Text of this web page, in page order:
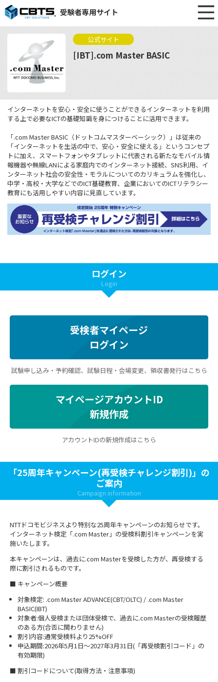
受験者専用サイト
公式サイト
[IBT].com Master BASIC
インターネットを安心・安全に使うことができるインターネットを利用
する上で必要なICTの基礎知識を身につけることに活用できます。
「.com Master BASIC（ドットコムマスターベーシック）」は従来の
「インターネットを生活の中で、安心・安全に使える」というコンセプ
トに加え、スマートフォンやタブレットに代表される新たなモバイル情
報機器や無線LANによる家庭内でのインターネット接続、SNS利用、イ
ンターネット社会の安全性・モラルについてのカリキュラムを強化し、
中学・高校・大学などでのICT基礎教育、企業においてのICTリテラシー
教育にも活用しやすい内容に見直しています。
ログイン
Login
受検者マイページ
ログイン
試験申し込み・予約確認、試験日程・会場変更、領収書発行はこちら
マイページアカウントID
新規作成
アカウントIDの新規作成はこちら
「25周年キャンペーン(再受検チャレンジ割引)」の
ご案内
Campaign information
NTTドコモビジネスより特別な25周年キャンペーンのお知らせです。
インターネット検定「.com Master」の受検料割引キャンペーンを実
施いたします。
本キャンペーンは、過去に.com Masterを受検した方が、再受検する
際に割引されるものです。
■ キャンペーン概要
対象検定: .com Master ADVANCE(CBT/OLTC) / .com Master
BASIC(IBT)
対象者:個人受検または団体受検で、過去に.com Masterの受検履歴
のある方(合否に関わりません)
割引内容:通常受検料より25%OFF
申込期間:2026年5月1日～2027年3月31日(「再受検割引コード」の
有効期限)
■ 割引コードについて(取得方法・注意事項)